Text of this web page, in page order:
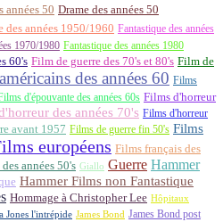
années 50 Drame des années 50
des années 1950/1960 Fantastique des années
1970/1980 Fantastique des années 1980
60's Film de guerre des 70's et 80's Film de
des années 60 Films
d'épouvante des années 60s Films d'horreur
des années 70's Films d'horreur
avant 1957 Films de guerre fin 50's Films
européens Films français des
années 50's Giallo Guerre Hammer
Hammer Films non Fantastique
Hommage à Christopher Lee Hôpitaux
Jones l'intrépide James Bond James Bond post